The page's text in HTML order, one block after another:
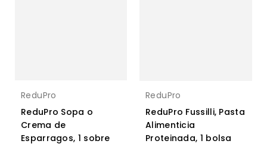
ReduPro
ReduPro Sopa o
Crema de
Esparragos, 1 sobre
ReduPro
ReduPro Fussilli, Pasta
Alimenticia
Proteinada, 1 bolsa